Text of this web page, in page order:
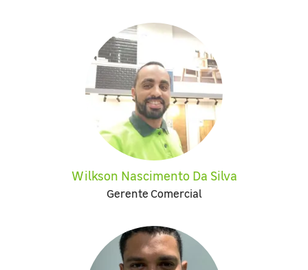
Wilkson Nascimento Da Silva
Gerente Comercial